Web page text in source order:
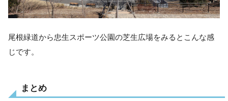
尾根緑道から忠生スポーツ公園の芝生広場をみるとこんな感
じです。
まとめ